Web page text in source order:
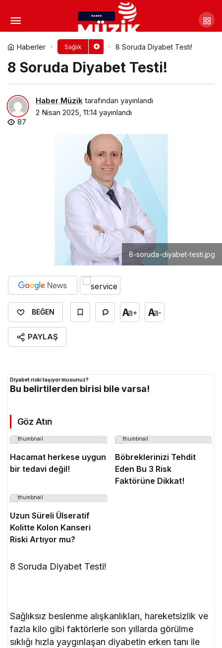
Haberler Sağlık 8 Soruda Diyabet Testi!
8 Soruda Diyabet Testi!
Haber Müzik tarafından yayınlandı
2 Nisan 2025, 11:14 yayınlandı
87
8-soruda-diyabet-testi.jpg
BEĞEN + -
PAYLAŞ
Diyabet riski taşıyor musunuz?
Bu belirtilerden birisi bile varsa!
Göz Atın
Hacamat herkese uygun
bir tedavi değil!
Böbreklerinizi Tehdit
Eden Bu 3 Risk
Faktörüne Dikkat!
Uzun Süreli Ülseratif
Kolitte Kolon Kanseri
Riski Artıyor mu?
8 Soruda Diyabet Testi!
Sağlıksız beslenme alışkanlıkları, hareketsizlik ve
fazla kilo gibi faktörlerle son yıllarda görülme
sıklığı hızla yaygınlaşan diyabetin erken tanı ile
Otoimmün hastalıklar hayat
kalitesini etkiliyor!
Yorum Yap